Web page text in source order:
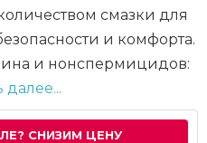
смазки для
и комфорта.
и нонспермицидов:
далее...
СНИЗИМ ЦЕНУ